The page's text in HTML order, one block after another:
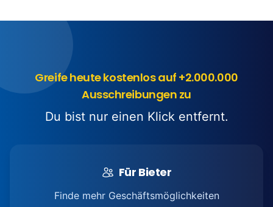
Greife heute kostenlos auf +2.000.000
Ausschreibungen zu
Du bist nur einen Klick entfernt.
Für Bieter
Finde mehr Geschäftsmöglichkeiten